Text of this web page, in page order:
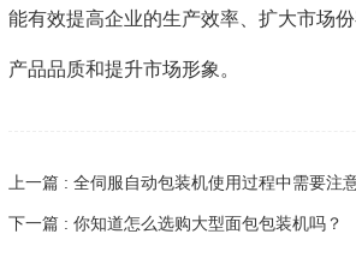
能有效提高企业的生产效率、扩大市场
产品品质和提升市场形象。
上一篇 : 全伺服自动包装机使用过程中需要注
下一篇 : 你知道怎么选购大型面包包装机吗？